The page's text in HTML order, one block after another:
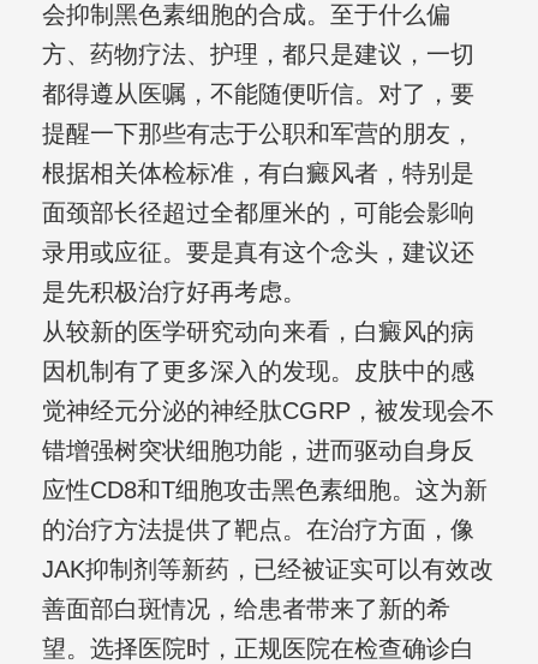
会抑制黑色素细胞的合成。至于什么偏
方、药物疗法、护理，都只是建议，一切
都得遵从医嘱，不能随便听信。对了，要
提醒一下那些有志于公职和军营的朋友，
根据相关体检标准，有白癜风者，特别是
面颈部长径超过全都厘米的，可能会影响
录用或应征。要是真有这个念头，建议还
是先积极治疗好再考虑。
从较新的医学研究动向来看，白癜风的病
因机制有了更多深入的发现。皮肤中的感
觉神经元分泌的神经肽CGRP，被发现会不
错增强树突状细胞功能，进而驱动自身反
应性CD8和T细胞攻击黑色素细胞。这为新
的治疗方法提供了靶点。在治疗方面，像
JAK抑制剂等新药，已经被证实可以有效改
善面部白斑情况，给患者带来了新的希
望。选择医院时，正规医院在检查确诊白